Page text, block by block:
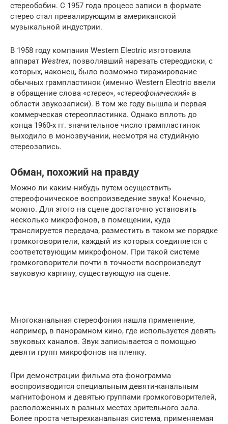
стереобобин. C 1957 года процесс записи в формате
стерео стал превалирующим в американской
музыкальной индустрии.
В 1958 году компания Western Electric изготовила
аппарат Westrex, позволявший нарезать стереодиски, с
которых, наконец, было возможно тиражирование
обычных грампластинок (именно Western Electric ввели
в обращение слова «стерео», «стереофонический» в
области звукозаписи). В том же году вышла и первая
коммерческая стереопластинка. Однако вплоть до
конца 1960-х гг. значительное число грампластинок
выходило в монозвучании, несмотря на студийную
стереозапись.
Обман, похожий на правду
Можно ли каким-нибудь путем осуществить
стереофоническое воспроизведение звука! Конечно,
можно. Для этого на сцене достаточно установить
несколько микрофонов, в помещении, куда
транслируется передача, разместить в таком же порядке
громкоговорители, каждый из которых соединяется с
соответствующим микрофоном. При такой системе
громкоговорители почти в точности воспроизведут
звуковую картину, существующую на сцене.
Многоканальная стереофония нашла применение,
например, в панорамном кино, где используется девять
звуковых каналов. Звук записывается с помощью
девяти групп микрофонов на пленку.
При демонстрации фильма эта фонограмма
воспроизводится специальным девяти-канальным
магнитофоном и девятью группами громкоговорителей,
расположенных в разных местах зрительного зала.
Более проста четырехканальная система, применяемая